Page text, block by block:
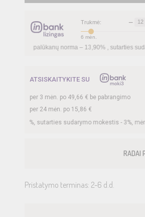
Trukmė: − 12
6 mėn.
13,90%, sutarties sudarymo mokestis -3,00
ATSISKAITYKITE SU
per 3 mėn. po 49,66 € be pabrangimo
per 24 mėn. po 15,86 €
sudarymo mokestis -3%, mėnesio sutarties
RADAI
Pristatymo terminas: 2-6 d.d.